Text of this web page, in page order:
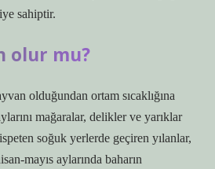
sahiptir.
olur mu?
olduğundan ortam sıcaklığına
mağaralar, delikler ve yarıklar
soğuk yerlerde geçiren yılanlar,
mayıs aylarında baharın